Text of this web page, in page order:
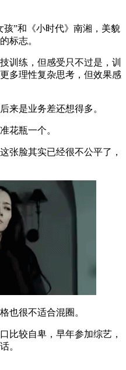
”和《小时代》南湘，美貌
标志。
训练，但感受只不过是，训
多理性复杂思考，但效果感
来是业务差还想得多。
花瓶一个。
张脸其实已经很不公平了，
也很不适合混圈。
比较自卑，早年参加综艺，
。